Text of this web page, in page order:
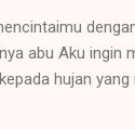
abu Aku ingin
hujan yang